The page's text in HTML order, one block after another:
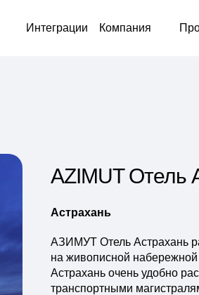
Интеграции Компания
AZIMUT Отель
Астрахань
АЗИМУТ Отель Астрахань
на живописной набережной
Астрахань очень удобно
транспортными